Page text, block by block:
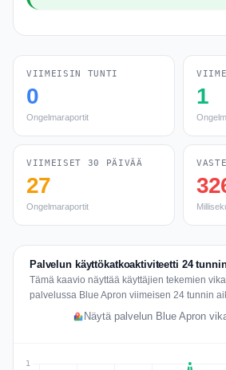
VIIMEISIN TUNTI
0
Ongelmaraportit
1
VIIMEISET 30 PÄIVÄÄ
27
Ongelmaraportit
Palvelun käyttökatkoaktiviteetti 24
Tämä kaavio näyttää käyttäjien tekemien
palvelussa Blue Apron viimeisen 24 tunnin
Näytä palvelun Blue Apron